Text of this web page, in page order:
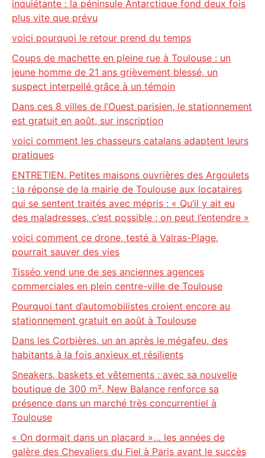
inquiétante : la péninsule Antarctique fond deux fois
plus vite que prévu
voici pourquoi le retour prend du temps
Coups de machette en pleine rue à Toulouse : un
jeune homme de 21 ans grièvement blessé, un
suspect interpellé grâce à un témoin
Dans ces 8 villes de l’Ouest parisien, le stationnement
est gratuit en août, sur inscription
voici comment les chasseurs catalans adaptent leurs
pratiques
ENTRETIEN. Petites maisons ouvrières des Argoulets
: la réponse de la mairie de Toulouse aux locataires
qui se sentent traités avec mépris : « Qu’il y ait eu
des maladresses, c’est possible ; on peut l’entendre »
voici comment ce drone, testé à Valras-Plage,
pourrait sauver des vies
Tisséo vend une de ses anciennes agences
commerciales en plein centre-ville de Toulouse
Pourquoi tant d’automobilistes croient encore au
stationnement gratuit en août à Toulouse
Dans les Corbières, un an après le mégafeu, des
habitants à la fois anxieux et résilients
Sneakers, baskets et vêtements : avec sa nouvelle
boutique de 300 m², New Balance renforce sa
présence dans un marché très concurrentiel à
Toulouse
« On dormait dans un placard »… les années de
galère des Chevaliers du Fiel à Paris avant le succès